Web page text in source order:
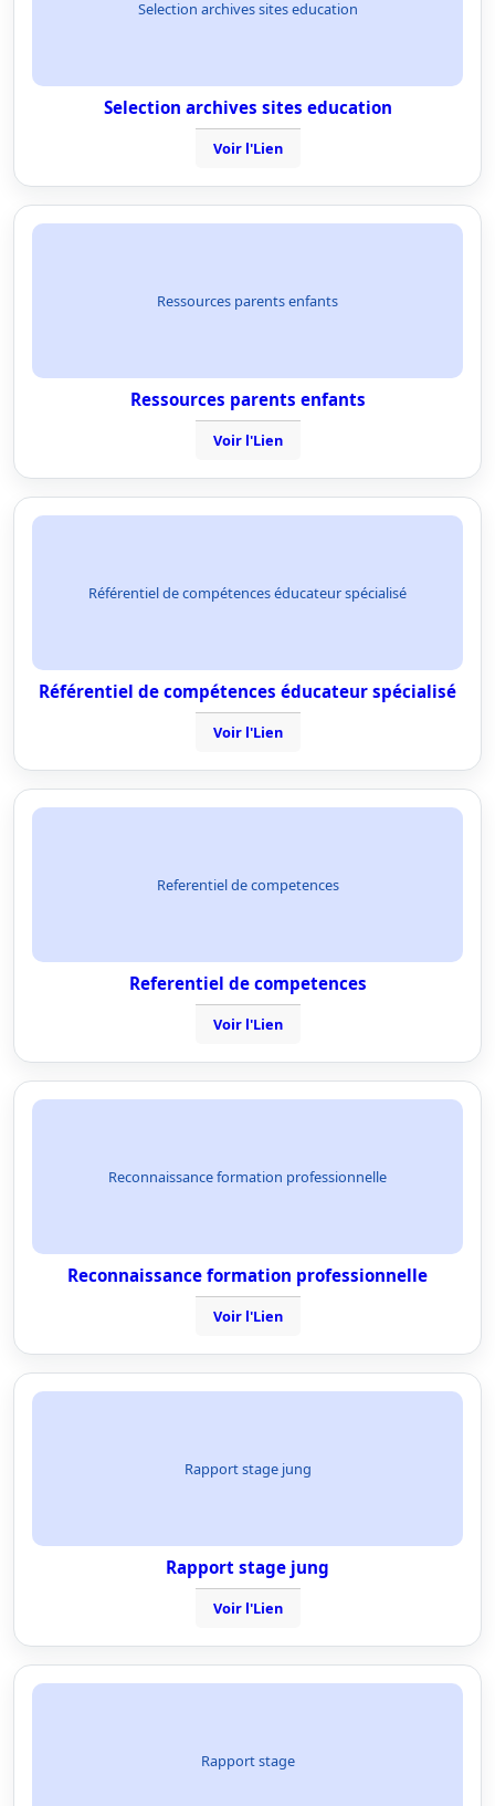
Selection archives sites education
Selection archives sites education
Voir l'Lien
Ressources parents enfants
Ressources parents enfants
Voir l'Lien
Référentiel de compétences éducateur spécialisé
Référentiel de compétences éducateur spécialisé
Voir l'Lien
Referentiel de competences
Referentiel de competences
Voir l'Lien
Reconnaissance formation professionnelle
Reconnaissance formation professionnelle
Voir l'Lien
Rapport stage jung
Rapport stage jung
Voir l'Lien
Rapport stage